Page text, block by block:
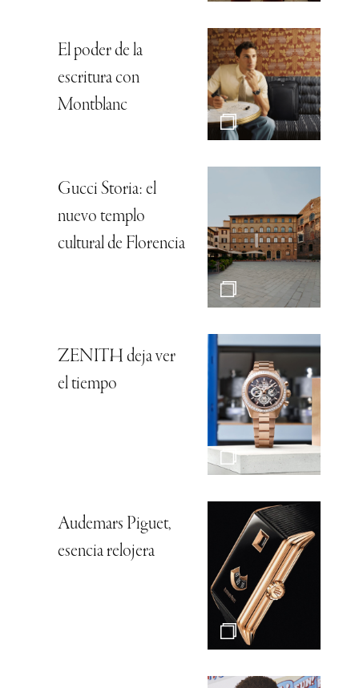
El poder de la
escritura con
Montblanc
Gucci Storia: el
nuevo templo
cultural de Florencia
ZENITH deja ver
el tiempo
Audemars Piguet,
esencia relojera